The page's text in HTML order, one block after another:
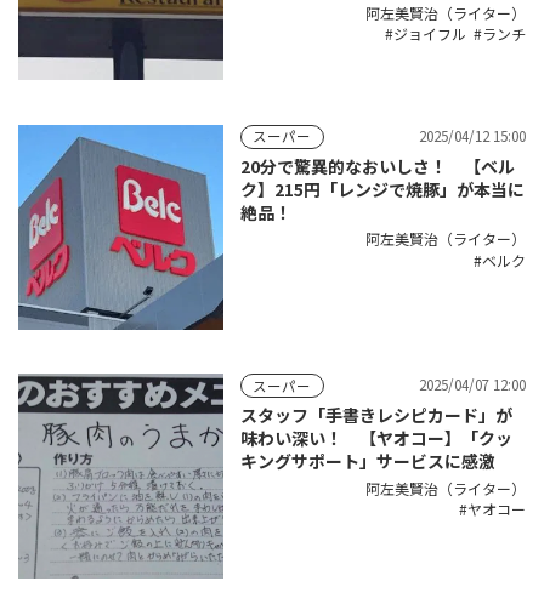
阿左美賢治（ライター）
ジョイフル
ランチ
スーパー 2025/04/12 15:00
20分で驚異的なおいしさ！ 【ベル
ク】215円「レンジで焼豚」が本当に
絶品！
阿左美賢治（ライター）
ベルク
スーパー 2025/04/07 12:00
スタッフ「手書きレシピカード」が
味わい深い！ 【ヤオコー】「クッ
キングサポート」サービスに感激
阿左美賢治（ライター）
ヤオコー